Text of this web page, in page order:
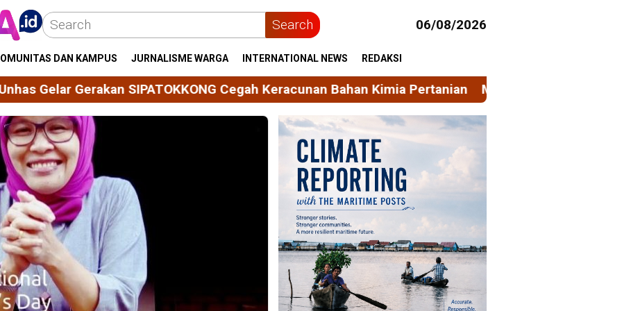
Search 06/08/2026
DAN KAMPUS JURNALISME WARGA INTERNATIONAL NEWS REDAKSI
Cegah Keracunan Bahan Kimia Pertanian Mahasiswa KKN Gelombang 116 Unhas Rintis